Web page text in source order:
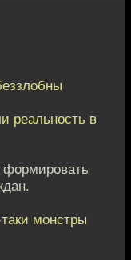
реальность в
монстры